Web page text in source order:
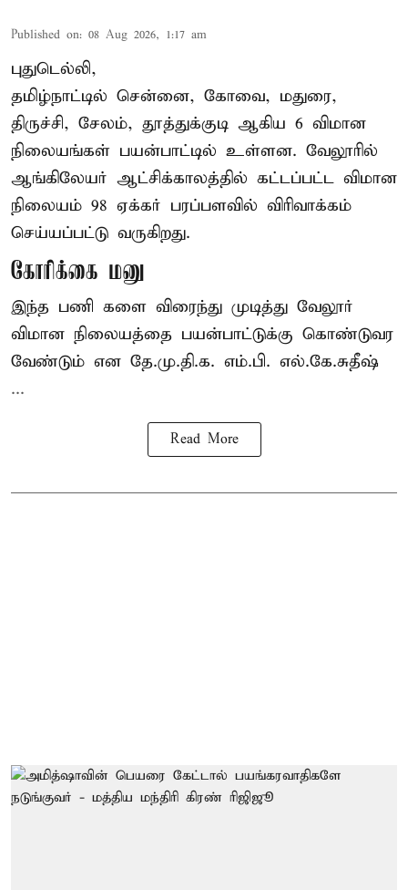
Published on: 08 Aug 2026, 1:17 am
புதுடெல்லி,
தமிழ்நாட்டில் சென்னை, கோவை, மதுரை,
திருச்சி, சேலம், தூத்துக்குடி ஆகிய 6 விமான
நிலையங்கள் பயன்பாட்டில் உள்ளன. வேலூரில்
ஆங்கிலேயர் ஆட்சிக்காலத்தில் கட்டப்பட்ட விமான
நிலையம் 98 ஏக்கர் பரப்பளவில் விரிவாக்கம்
செய்யப்பட்டு வருகிறது.
கோரிக்கை மனு
இந்த பணி களை விரைந்து முடித்து வேலூர்
விமான நிலையத்தை பயன்பாட்டுக்கு கொண்டுவர
வேண்டும் என தே.மு.தி.க. எம்.பி. எல்.கே.சுதீஷ்
...
Read More